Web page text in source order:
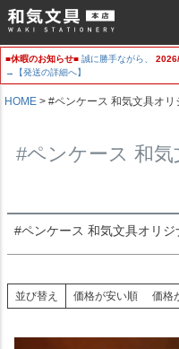
■休暇のお知らせ■ 誠に勝手ながら、
→【発送の詳細へ】
HOME #ペンケース 和気文具オ
#ペンケース 和
#ペンケース 和気文具オリジ
並び順
新着順
登録順
価格が安い順
価格が高い順
優先度順
キーワードヒット順
並び替え 価格が安い順 価格